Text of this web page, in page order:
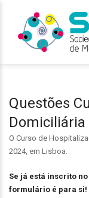
Questões
Domiciliária
O Curso de
2024, em Lisboa.
Se já está inscrito
formulário é para si!